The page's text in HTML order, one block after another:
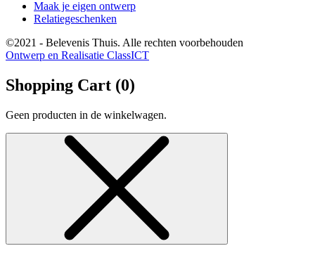
Maak je eigen ontwerp
Relatiegeschenken
©2021 - Belevenis Thuis. Alle rechten voorbehouden
Ontwerp en Realisatie ClassICT
Shopping Cart (0)
Geen producten in de winkelwagen.